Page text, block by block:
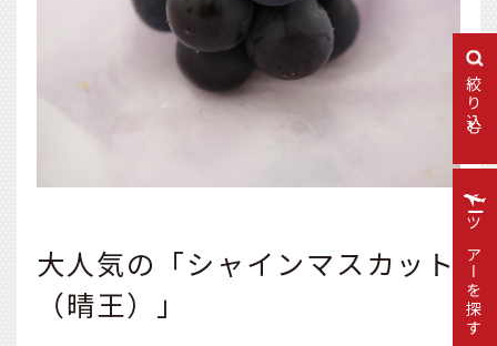
絞り込む
大人気の「シャインマスカット
（晴王）」
ツアーを探す